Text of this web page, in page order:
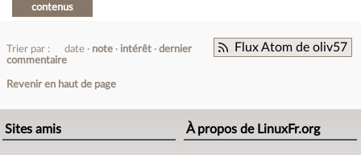
contenus
Flux Atom de oliv57
Trier par : date note intérêt
dernier
commentaire
Revenir en haut de page
Sites amis À propos de LinuxFr.org